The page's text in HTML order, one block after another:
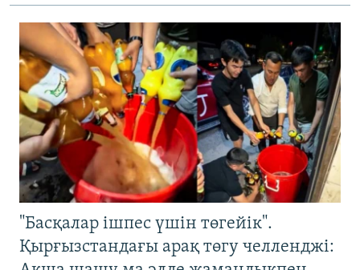
"Басқалар ішпес үшін төгейік".
Қырғызстандағы арақ төгу челленджі: